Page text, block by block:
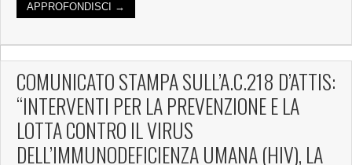
APPROFONDISCI →
COMUNICATO STAMPA SULL’A.C.218 D’ATTIS:
“INTERVENTI PER LA PREVENZIONE E LA
LOTTA CONTRO IL VIRUS
DELL’IMMUNODEFICIENZA UMANA (HIV), LA